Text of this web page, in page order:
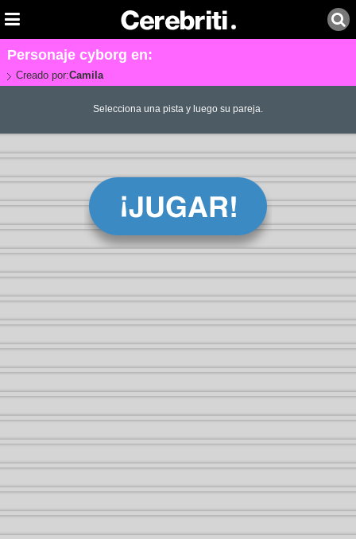
Personaje cyborg en:
Creado por:Camila
Selecciona una pista y luego su pareja.